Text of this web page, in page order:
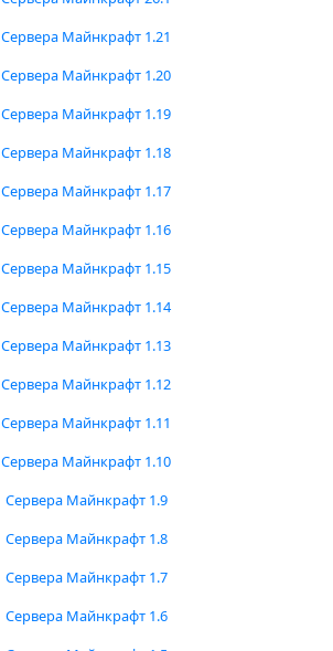
Сервера Майнкрафт 1.21
Сервера Майнкрафт 1.20
Сервера Майнкрафт 1.19
Сервера Майнкрафт 1.18
Сервера Майнкрафт 1.17
Сервера Майнкрафт 1.16
Сервера Майнкрафт 1.15
Сервера Майнкрафт 1.14
Сервера Майнкрафт 1.13
Сервера Майнкрафт 1.12
Сервера Майнкрафт 1.11
Сервера Майнкрафт 1.10
Сервера Майнкрафт 1.9
Сервера Майнкрафт 1.8
Сервера Майнкрафт 1.7
Сервера Майнкрафт 1.6